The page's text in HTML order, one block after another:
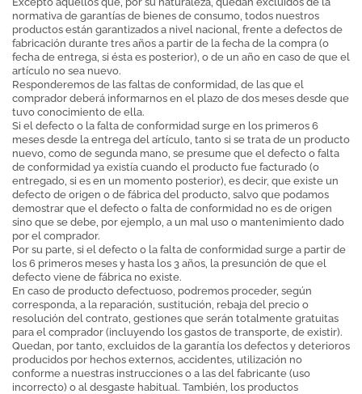
normativa de garantías de bienes de consumo, todos nuestros
productos están garantizados a nivel nacional, frente a defectos de
fabricación durante tres años a partir de la fecha de la compra (o
fecha de entrega, si ésta es posterior), o de un año en caso de que el
artículo no sea nuevo.
Responderemos de las faltas de conformidad, de las que el
comprador deberá informarnos en el plazo de dos meses desde que
tuvo conocimiento de ella.
Si el defecto o la falta de conformidad surge en los primeros 6
meses desde la entrega del artículo, tanto si se trata de un producto
nuevo, como de segunda mano, se presume que el defecto o falta
de conformidad ya existía cuando el producto fue facturado (o
entregado, si es en un momento posterior), es decir, que existe un
defecto de origen o de fábrica del producto, salvo que podamos
demostrar que el defecto o falta de conformidad no es de origen
sino que se debe, por ejemplo, a un mal uso o mantenimiento dado
por el comprador.
Por su parte, si el defecto o la falta de conformidad surge a partir de
los 6 primeros meses y hasta los 3 años, la presunción de que el
defecto viene de fábrica no existe.
En caso de producto defectuoso, podremos proceder, según
corresponda, a la reparación, sustitución, rebaja del precio o
resolución del contrato, gestiones que serán totalmente gratuitas
para el comprador (incluyendo los gastos de transporte, de existir).
Quedan, por tanto, excluidos de la garantía los defectos y deterioros
producidos por hechos externos, accidentes, utilización no
conforme a nuestras instrucciones o a las del fabricante (uso
incorrecto) o al desgaste habitual. También, los productos